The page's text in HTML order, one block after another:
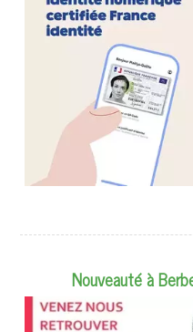
Nouveauté à